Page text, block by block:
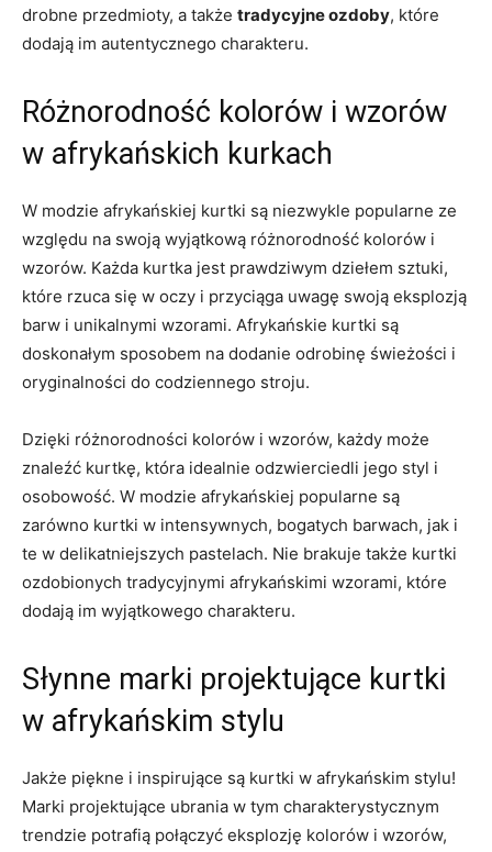
drobne przedmioty, a także tradycyjne ozdoby, które
dodają ⁤im autentycznego charakteru.
Różnorodność kolorów i wzorów
‍w afrykańskich kurkach
W modzie⁤ afrykańskiej kurtki są niezwykle popularne ze
względu na swoją wyjątkową różnorodność kolorów i
wzorów. Każda kurtka jest prawdziwym dziełem sztuki,
które rzuca się⁣ w‍ oczy⁢ i przyciąga uwagę swoją eksplozją‍
barw i unikalnymi wzorami. Afrykańskie kurtki są
doskonałym sposobem na dodanie odrobinę świeżości i
oryginalności do⁣ codziennego stroju.
Dzięki różnorodności kolorów i wzorów, każdy może
znaleźć kurtkę, która idealnie odzwierciedli jego styl i
osobowość. W modzie afrykańskiej popularne są
zarówno kurtki w intensywnych, bogatych barwach, jak i
te w delikatniejszych pastelach. Nie‌ brakuje także kurtki
ozdobionych tradycyjnymi afrykańskimi‍ wzorami, które ​
dodają im ⁤wyjątkowego charakteru.
Słynne⁣ marki projektujące kurtki
w afrykańskim stylu
Jakże piękne i⁣ inspirujące są kurtki‌ w afrykańskim⁢ stylu!
Marki projektujące ubrania w tym charakterystycznym
trendzie potrafią⁤ połączyć eksplozję kolorów i wzorów,